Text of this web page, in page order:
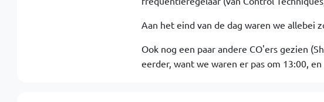
Aan het eind van de dag waren we allebei
Ook nog een paar andere CO'ers gezien
eerder, want we waren er pas om 13:00,